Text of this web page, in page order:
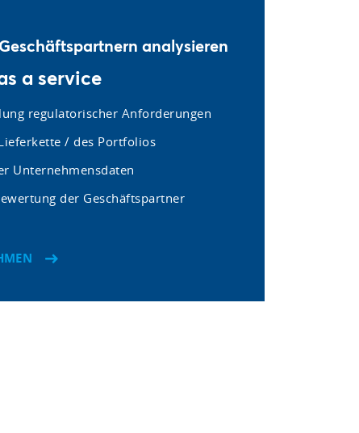
analysieren
a service
regulatorischer Anforderungen
/ des Portfolios
Unternehmensdaten
der Geschäftspartner